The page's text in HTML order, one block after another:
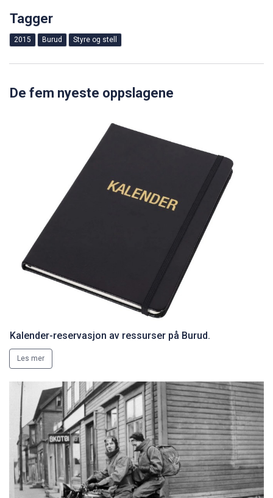
Tagger
2015 Burud Styre og stell
De fem nyeste oppslagene
Kalender-reservasjon av ressurser på Burud.
Les mer